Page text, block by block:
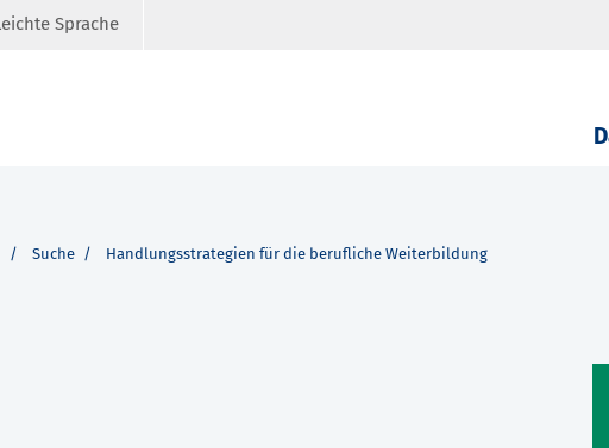
Sprache
Suche Handlungsstrategien für die berufliche Weiterbildung